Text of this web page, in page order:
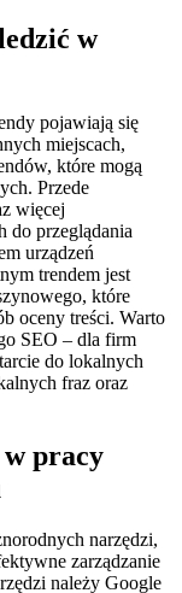
w
pojawiają się
miejscach,
które mogą
Przede
więcej
do przeglądania
urządzeń
trendem jest
które
oceny treści. Warto
SEO – dla firm
do lokalnych
fraz oraz
w pracy
narzędzi,
zarządzanie
należy Google